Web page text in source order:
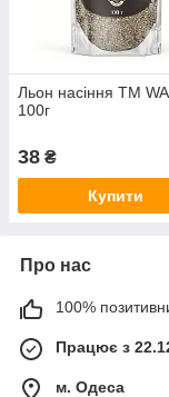
Льон насіння TM
100г
38 ₴
Купити
Про нас
100%
Працює з
м. Одеса